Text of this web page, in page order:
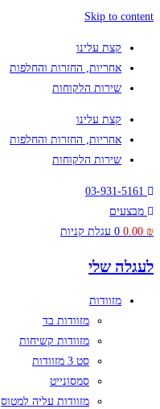
Skip to content
קצת עלינו
אחריות, החזרות והחלפות
שירות הלקוחות
קצת עלינו
אחריות, החזרות והחלפות
שירות הלקוחות
03-931-5161
מבצעים
0.00 ₪
0 עגלת קניות
לעגלה שלי
מזוודות
מזוודות בד
מזוודות קשיחות
סט 3 מזוודות
סמסונייט
מזוודות עליה למטוס